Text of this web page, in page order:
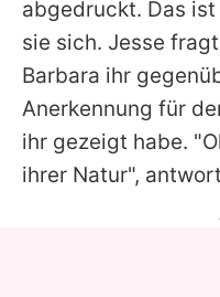
abgedruckt. Das
sie sich. Jesse
Barbara ihr
Anerkennung für
ihr gezeigt habe.
ihrer Natur",